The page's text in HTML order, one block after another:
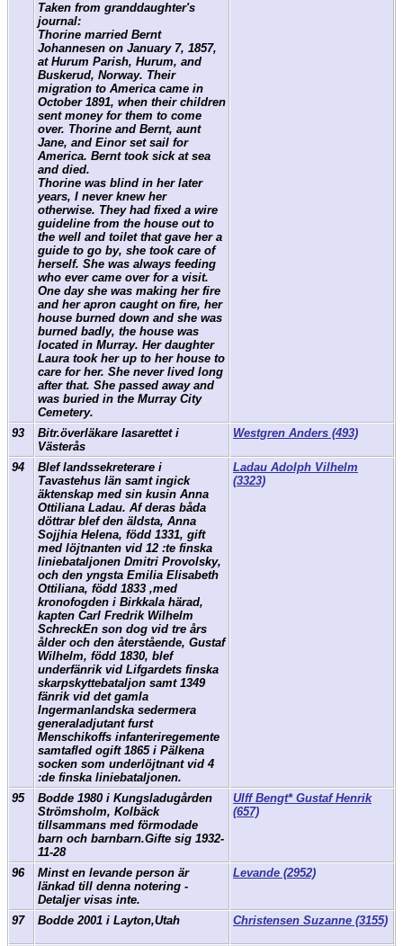
Taken from granddaughter's
journal:
Thorine married Bernt
Johannesen on January 7, 1857,
at Hurum Parish, Hurum, and
Buskerud, Norway. Their
migration to America came in
October 1891, when their children
sent money for them to come
over. Thorine and Bernt, aunt
Jane, and Einor set sail for
America. Bernt took sick at sea
and died.
Thorine was blind in her later
years, I never knew her
otherwise. They had fixed a wire
guideline from the house out to
the well and toilet that gave her a
guide to go by, she took care of
herself. She was always feeding
who ever came over for a visit.
One day she was making her fire
and her apron caught on fire, her
house burned down and she was
burned badly, the house was
located in Murray. Her daughter
Laura took her up to her house to
care for her. She never lived long
after that. She passed away and
was buried in the Murray City
Cemetery.
93
Bitr.överläkare lasarettet i
Västerås
Westgren Anders (493)
94
Blef landssekreterare i
Tavastehus län samt ingick
äktenskap med sin kusin Anna
Ottiliana Ladau. Af deras båda
döttrar blef den äldsta, Anna
Sojjhia Helena, född 1331, gift
med löjtnanten vid 12 :te finska
liniebataljonen Dmitri Provolsky,
och den yngsta Emilia Elisabeth
Ottiliana, född 1833 ,med
kronofogden i Birkkala härad,
kapten Carl Fredrik Wilhelm
SchreckEn son dog vid tre års
ålder och den återstående, Gustaf
Wilhelm, född 1830, blef
underfänrik vid Lifgardets finska
skarpskyttebataljon samt 1349
fänrik vid det gamla
Ingermanlandska sedermera
generaladjutant furst
Menschikoffs infanteriregemente
samtafled ogift 1865 i Pälkena
socken som underlöjtnant vid 4
:de finska liniebataljonen.
Ladau Adolph Vilhelm
(3323)
95
Bodde 1980 i Kungsladugården
Strömsholm, Kolbäck
tillsammans med förmodade
barn och barnbarn.Gifte sig 1932-
11-28
Ulff Bengt* Gustaf Henrik
(657)
96
Minst en levande person är
länkad till denna notering -
Detaljer visas inte.
Levande (2952)
97 Bodde 2001 i Layton,Utah Christensen Suzanne (3155)